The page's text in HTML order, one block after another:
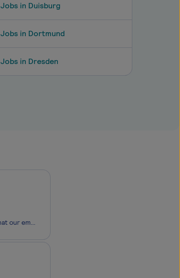
Jobs in Duisburg
Jobs in Dortmund
Jobs in Dresden
Step out of your comfort zone, excel and redefine the limits of what is possible. That’s just what our employees are doing every single day – in order to set the pace through our innovations and enable outstanding achievements. After all, behind every successful company are many great fascinating pe